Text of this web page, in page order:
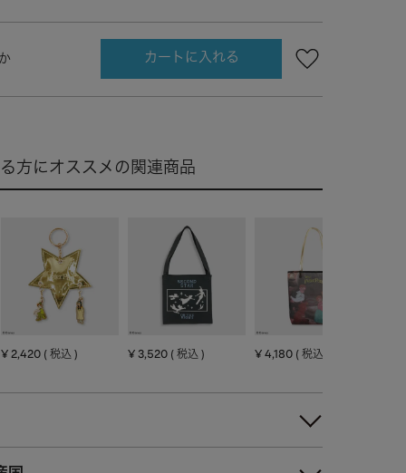
カートに入れる
¥ 2,420 税込 ¥ 3,520 税込 ¥ 4,180 税込